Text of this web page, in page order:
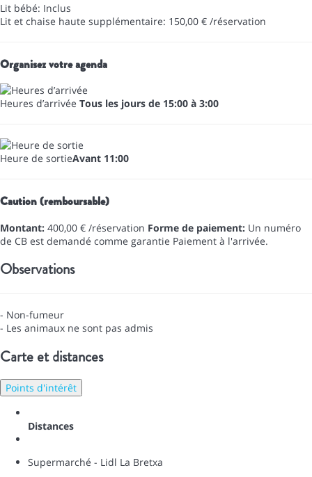
Lit bébé: Inclus
Lit et chaise haute supplémentaire: 150,00 € /réservation
Organisez votre agenda
Heures d’arrivée Tous les jours de 15:00 à 3:00
Heure de sortieAvant 11:00
Caution (remboursable)
Montant: 400,00 € /réservation Forme de paiement: Un numéro
de CB est demandé comme garantie Paiement à l'arrivée.
Observations
- Non-fumeur
- Les animaux ne sont pas admis
Carte et distances
Points d'intérêt
Distances
Supermarché - Lidl La Bretxa